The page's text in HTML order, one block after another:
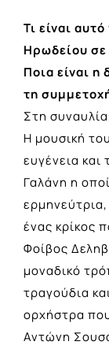
Τι είναι
Ηρωδείου
Ποια είναι
τη
Στη
Η μουσική
ευγένεια
Γαλάνη η
ένας κρίκος
Φοίβος
μοναδικό
τραγούδια
ορχήστρα
Αντώνη